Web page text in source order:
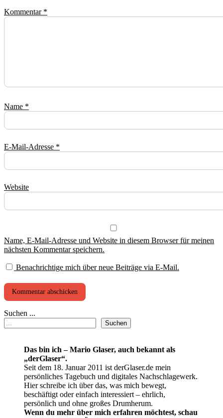
Kommentar *
Name *
E-Mail-Adresse *
Website
Name, E-Mail-Adresse und Website in diesem Browser für meinen
nächsten Kommentar speichern.
Benachrichtige mich über neue Beiträge via E-Mail.
Suchen ...
Suchen
Das bin ich – Mario Glaser, auch bekannt als
„derGlaser“.
Seit dem 18. Januar 2011 ist derGlaser.de mein
persönliches Tagebuch und digitales Nachschlagewerk.
Hier schreibe ich über das, was mich bewegt,
beschäftigt oder einfach interessiert – ehrlich,
persönlich und ohne großes Drumherum.
Wenn du mehr über mich erfahren möchtest, schau